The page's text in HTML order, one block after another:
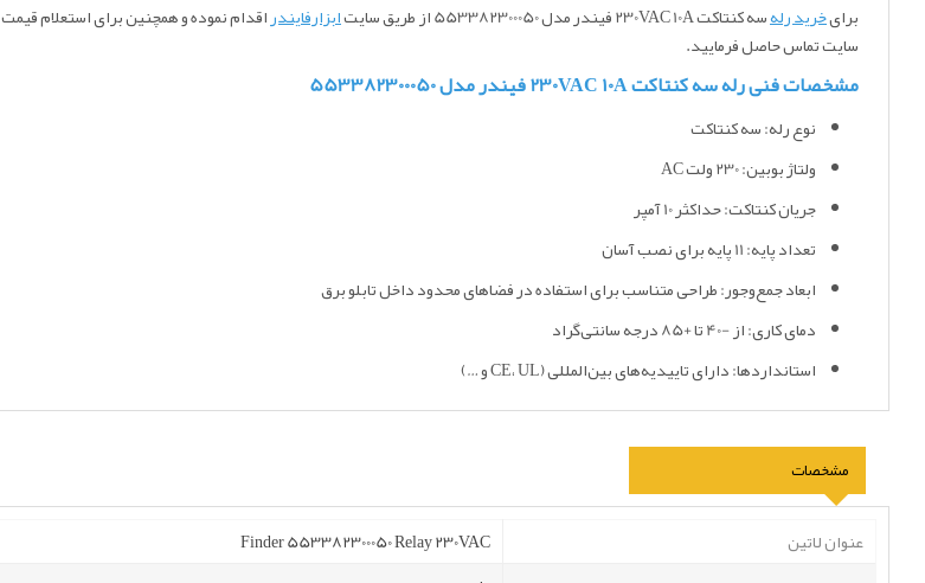
برایخرید رلهسه کنتاکت 230VAC 10A فیندر مدل 553382300050 از طریق سایت ابزارفایندر
سایت تماس حاصل فرمایید.
مشخصات فنی رله سه کنتاکت 230VAC 10A فیندر مدل 553382300050
نوع رله: سه کنتاکت
ولتاژ بوبین: 230 ولت AC
جریان کنتاکت: حداکثر 10 آمپر
تعداد پایه: 11 پایه برای نصب آسان
ابعاد جمع‌وجور: طراحی متناسب برای استفاده در فضاهای محدود داخل تابلو برق
دمای کاری: از -40 تا +85 درجه سانتی‌گراد
استانداردها: دارای تاییدیه‌های بین‌المللی (CE، UL و …)
مشخصات
عنوان لاتین
Finder 553382300050 Relay 230VAC